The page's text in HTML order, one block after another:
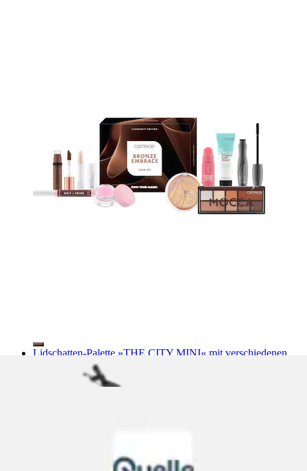
Lidschatten-Palette »THE CITY MINI« mit verschiedenen
MAYBELLINE NEW YORK
7,99 €